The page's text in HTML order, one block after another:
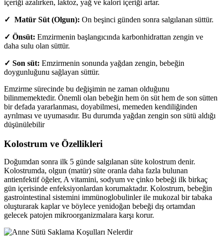
içeriği azalırken, laktoz, yağ ve kalori içeriği artar.
✓ Matür Süt (Olgun): On beşinci günden sonra salgılanan süttür.
✓ Önsüt: Emzirmenin başlangıcında karbonhidrattan zengin ve
daha sulu olan süttür.
✓ Son süt: Emzirmenin sonunda yağdan zengin, bebeğin
doygunluğunu sağlayan süttür.
Emzirme sürecinde bu değişimin ne zaman olduğunu
bilinmemektedir. Önemli olan bebeğin hem ön süt hem de son sütten
bir defada yararlanması, doyabilmesi, memeden kendiliğinden
ayrılması ve uyumasıdır. Bu durumda yağdan zengin son sütü aldığı
düşünülebilir
Kolostrum ve Özellikleri
Doğumdan sonra ilk 5 günde salgılanan süte kolostrum denir.
Kolostrumda, olgun (matür) süte oranla daha fazla bulunan
antienfektif öğeler, A vitamini, sodyum ve çinko bebeği ilk birkaç
gün içerisinde enfeksiyonlardan korumaktadır. Kolostrum, bebeğin
gastrointestinal sistemini immünoglobulinler ile mukozal bir tabaka
oluşturarak kaplar ve böylece yenidoğan bebeği dış ortamdan
gelecek patojen mikroorganizmalara karşı korur.